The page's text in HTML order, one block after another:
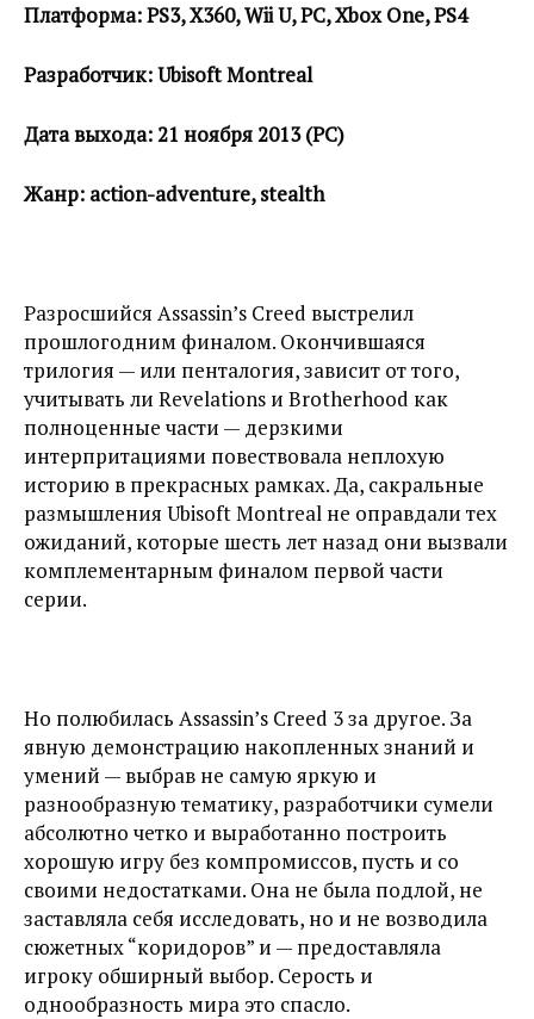
Платформа: PS3, X360, Wii U, PC, Xbox One, PS4
Разработчик: Ubisoft Montreal
Дата выхода: 21 ноября 2013 (PC)
Жанр: action-adventure, stealth
Разросшийся Assassin’s Creed выстрелил
прошлогодним финалом. Окончившаяся
трилогия — или пенталогия, зависит от того,
учитывать ли Revelations и Brotherhood как
полноценные части — дерзкими
интерпритациями повествовала неплохую
историю в прекрасных рамках. Да, сакральные
размышления Ubisoft Montreal не оправдали тех
ожиданий, которые шесть лет назад они вызвали
комплементарным финалом первой части
серии.
Но полюбилась Assassin’s Creed 3 за другое. За
явную демонстрацию накопленных знаний и
умений — выбрав не самую яркую и
разнообразную тематику, разработчики сумели
абсолютно четко и выработанно построить
хорошую игру без компромиссов, пусть и со
своими недостатками. Она не была подлой, не
заставляла себя исследовать, но и не возводила
сюжетных “коридоров” и — предоставляла
игроку обширный выбор. Серость и
однообразность мира это спасло.